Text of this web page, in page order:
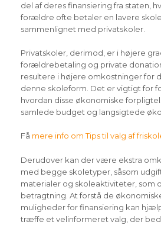
del af deres finansiering fra staten,
forældre ofte betaler en lavere
sammenlignet med privatskoler.
Privatskoler, derimod, er i højere
forældrebetaling og private
resultere i højere omkostninger for
denne skoleform. Det er vigtigt for
hvordan disse økonomiske
samlede budget og langsigtede
Få mere info om Tips til valg af
Derudover kan der være ekstra
med begge skoletyper, såsom
materialer og skoleaktiviteter, som
betragtning. At forstå de
muligheder for finansiering kan
træffe et velinformeret valg, der